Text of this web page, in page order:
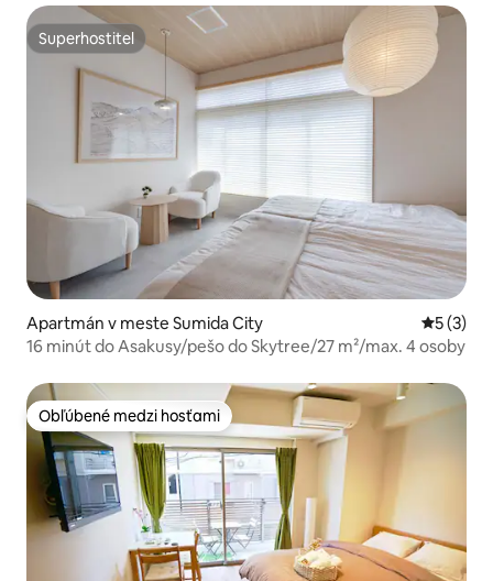
Superhostiteľ
Superhostiteľ
Apartmán v meste Sumida City
5 (3)
16 minút do Asakusy/pešo do Skytree/27 m²/max. 4 osoby
Obľúbené medzi hosťami
Obľúbené medzi hosťami